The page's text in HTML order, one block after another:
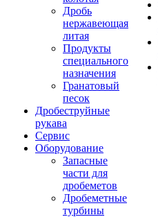
Дробь
нержавеющая
литая
Продукты
специального
назначения
Гранатовый
песок
Дробеструйные
рукава
Сервис
Оборудование
Запасные
части для
дробеметов
Дробеметные
турбины